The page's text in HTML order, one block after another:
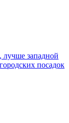
западной
посадок